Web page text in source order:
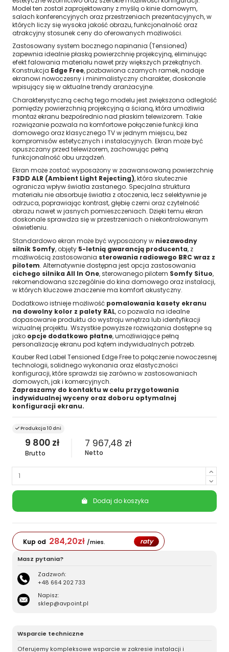
Model ten został zaprojektowany z myślą o kinie domowym,
salach konferencyjnych oraz przestrzeniach prezentacyjnych, w
których liczy się wysoka jakość obrazu, funkcjonalność oraz
atrakcyjny stosunek ceny do oferowanych możliwości.
Zastosowany system bocznego napinania (Tensioned)
zapewnia idealnie płaską powierzchnię projekcyjną, eliminując
efekt falowania materiału nawet przy większych przekątnych.
Konstrukcja Edge Free, pozbawiona czarnych ramek, nadaje
ekranowi nowoczesny i minimalistyczny charakter, doskonale
wpisujący się w aktualne trendy aranżacyjne.
Charakterystyczną cechą tego modelu jest zwiększona odległość
pomiędzy powierzchnią projekcyjną a ścianą, która umożliwia
montaż ekranu bezpośrednio nad płaskim telewizorem. Takie
rozwiązanie pozwala na komfortowe połączenie funkcji kina
domowego oraz klasycznego TV w jednym miejscu, bez
kompromisów estetycznych i instalacyjnych. Ekran może być
opuszczany przed telewizorem, zachowując pełną
funkcjonalność obu urządzeń.
Ekran może zostać wyposażony w zaawansowaną powierzchnię
F3DD ALR (Ambient Light Rejecting), która skutecznie
ogranicza wpływ światła zastanego. Specjalna struktura
materiału nie absorbuje światła z otoczenia, lecz selektywnie je
odrzuca, poprawiając kontrast, głębię czerni oraz czytelność
obrazu nawet w jasnych pomieszczeniach. Dzięki temu ekran
doskonale sprawdza się w przestrzeniach o niekontrolowanym
oświetleniu.
Standardowo ekran może być wyposażony w niezawodny
silnik Somfy, objęty 5-letnią gwarancją producenta, z
możliwością zastosowania sterowania radiowego BRC wraz z
pilotem. Alternatywnie dostępna jest opcja zastosowania
cichego silnika All In One, sterowanego pilotem Somfy Situo,
rekomendowana szczególnie do kina domowego oraz instalacji,
w których kluczowe znaczenie ma komfort akustyczny.
Dodatkowo istnieje możliwość pomalowania kasety ekranu
na dowolny kolor z palety RAL, co pozwala na idealne
dopasowanie produktu do wystroju wnętrza lub identyfikacji
wizualnej projektu. Wszystkie powyższe rozwiązania dostępne są
jako opcje dodatkowo płatne, umożliwiające pełną
personalizację ekranu pod kątem indywidualnych potrzeb.
Kauber Red Label Tensioned Edge Free to połączenie nowoczesnej
technologii, solidnego wykonania oraz elastyczności
konfiguracji, które sprawdzi się zarówno w zastosowaniach
domowych, jak i komercyjnych.
Zapraszamy do kontaktu w celu przygotowania
indywidualnej wyceny oraz doboru optymalnej
konfiguracji ekranu.
Produkcja 10 dni
9 800 zł
Brutto
7 967,48 zł
Netto
Dodaj do koszyka
Kup od 284,20zł /mies. raty
Masz pytania?
Zadzwoń:
+48 664 202 733
Napisz:
sklep@avpoint.pl
Wsparcie techniczne
Oferujemy kompleksowe wsparcie w zakresie instalacji i